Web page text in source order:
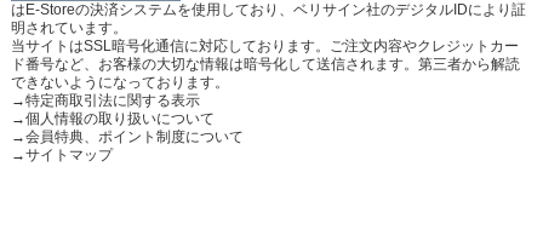
はE-Storeの決済システムを使用しており、ベリサイン社のデジタルIDにより証
明されています。
当サイトはSSL暗号化通信に対応しております。ご注文内容やクレジットカー
ド番号など、お客様の大切な情報は暗号化して送信されます。第三者から解読
できないようになっております。
→特定商取引法に関する表示
→個人情報の取り扱いについて
→会員特典、ポイント制度について
→サイトマップ